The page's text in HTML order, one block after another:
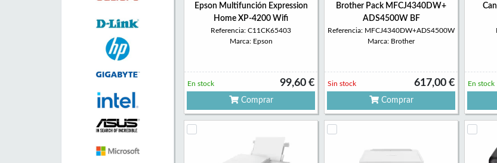
Epson Multifunción Expression
Home XP-4200 Wifi
Referencia: C11CK65403
Marca: Epson
99,60 €
En stock
Comprar
Brother Pack MFCJ4340DW+
ADS4500W BF
Referencia: MFCJ4340DW+ADS4500W
Marca: Brother
617,00 €
Sin stock
Comprar
En stock